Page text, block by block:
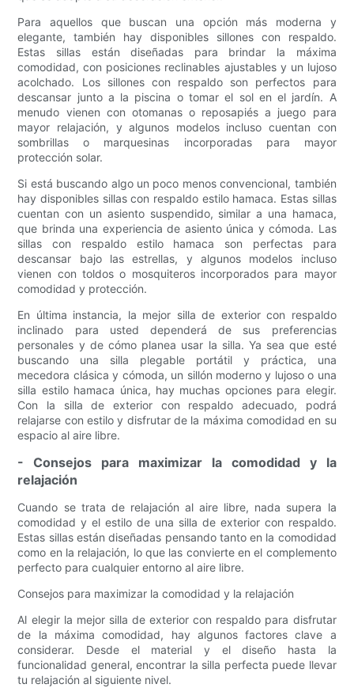
Para aquellos que buscan una opción más moderna y
elegante, también hay disponibles sillones con respaldo.
Estas sillas están diseñadas para brindar la máxima
comodidad, con posiciones reclinables ajustables y un lujoso
acolchado. Los sillones con respaldo son perfectos para
descansar junto a la piscina o tomar el sol en el jardín. A
menudo vienen con otomanas o reposapiés a juego para
mayor relajación, y algunos modelos incluso cuentan con
sombrillas o marquesinas incorporadas para mayor
protección solar.
Si está buscando algo un poco menos convencional, también
hay disponibles sillas con respaldo estilo hamaca. Estas sillas
cuentan con un asiento suspendido, similar a una hamaca,
que brinda una experiencia de asiento única y cómoda. Las
sillas con respaldo estilo hamaca son perfectas para
descansar bajo las estrellas, y algunos modelos incluso
vienen con toldos o mosquiteros incorporados para mayor
comodidad y protección.
En última instancia, la mejor silla de exterior con respaldo
inclinado para usted dependerá de sus preferencias
personales y de cómo planea usar la silla. Ya sea que esté
buscando una silla plegable portátil y práctica, una
mecedora clásica y cómoda, un sillón moderno y lujoso o una
silla estilo hamaca única, hay muchas opciones para elegir.
Con la silla de exterior con respaldo adecuado, podrá
relajarse con estilo y disfrutar de la máxima comodidad en su
espacio al aire libre.
- Consejos para maximizar la comodidad y la
relajación
Cuando se trata de relajación al aire libre, nada supera la
comodidad y el estilo de una silla de exterior con respaldo.
Estas sillas están diseñadas pensando tanto en la comodidad
como en la relajación, lo que las convierte en el complemento
perfecto para cualquier entorno al aire libre.
Consejos para maximizar la comodidad y la relajación
Al elegir la mejor silla de exterior con respaldo para disfrutar
de la máxima comodidad, hay algunos factores clave a
considerar. Desde el material y el diseño hasta la
funcionalidad general, encontrar la silla perfecta puede llevar
tu relajación al siguiente nivel.